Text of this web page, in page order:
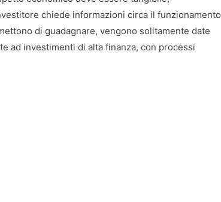
chiede informazioni circa il funzionamento
di guadagnare, vengono solitamente date
ad investimenti di alta finanza, con processi